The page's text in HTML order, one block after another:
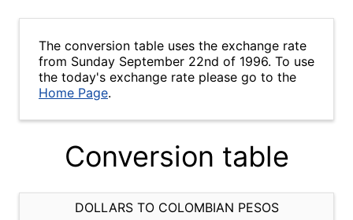
The conversion table uses the exchange rate
from Sunday September 22nd of 1996. To use
the today's exchange rate please go to the
Home Page.
Conversion table
DOLLARS TO COLOMBIAN PESOS